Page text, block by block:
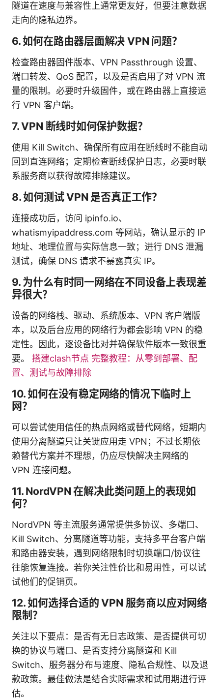
隧道在速度与兼容性上通常更友好，但要注意数据
走向的隐私边界。
6. 如何在路由器层面解决 VPN 问题？
检查路由器固件版本、VPN Passthrough 设置、
端口转发、QoS 配置，以及是否启用了对 VPN 流
量的限制。必要时升级固件，或在路由器上直接运
行 VPN 客户端。
7. VPN 断线时如何保护数据？
使用 Kill Switch、确保所有应用在断线时不能自动
回到直连网络；定期检查断线保护日志，必要时联
系服务商以获得故障排除建议。
8. 如何测试 VPN 是否真正工作？
连接成功后，访问 ipinfo.io、
whatismyipaddress.com 等网站，确认显示的 IP
地址、地理位置与实际信息一致；进行 DNS 泄漏
测试，确保 DNS 请求不暴露真实 IP。
9. 为什么有时同一网络在不同设备上表现差
异很大？
设备的网络栈、驱动、系统版本、VPN 客户端版
本，以及后台应用的网络行为都会影响 VPN 的稳
定性。因此，逐设备比对并确保软件版本一致很重
要。 搭建clash节点 完整教程：从零到部署、配
置、测试与故障排除
10. 如何在没有稳定网络的情况下临时上
网？
可以尝试使用信任的热点网络或替代网络，短期内
使用分离隧道只让关键应用走 VPN；不过长期依
赖替代方案并不理想，仍应尽快解决主网络的
VPN 连接问题。
11. NordVPN 在解决此类问题上的表现如
何？
NordVPN 等主流服务通常提供多协议、多端口、
Kill Switch、分离隧道等功能，支持多平台客户端
和路由器安装，遇到网络限制时切换端口/协议往
往能恢复连接。若你关注性价比和易用性，可以试
试他们的促销页。
12. 如何选择合适的 VPN 服务商以应对网络
限制？
关注以下要点：是否有无日志政策、是否提供可切
换的协议与端口、是否支持分离隧道和 Kill
Switch、服务器分布与速度、隐私合规性、以及退
款政策。最佳做法是结合实际需求和试用期进行评
估。